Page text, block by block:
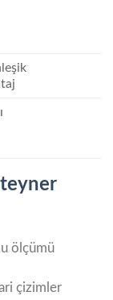
ölçümü
çizimler